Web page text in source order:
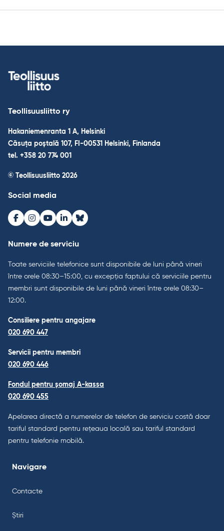
Teollisuusliitto ry
Hakaniemenranta 1 A, Helsinki
Căsuța poștală 107, FI-00531 Helsinki, Finlanda
tel. +358 20 774 001
© Teollisuusliitto 2026
Social media
Facebook
Instagram
Youtube
LinkedInBluesky
Numere de serviciu
Toate serviciile telefonice sunt disponibile de luni până vineri
între orele 08:30–15:00, cu excepția faptului că serviciile pentru
membri sunt disponibile de luni până vineri între orele 08:30–
12:00.
Consiliere pentru angajare
020 690 447
Servicii pentru membri
020 690 446
Fondul pentru șomaj A-kassa
020 690 455
Apelarea directă a numerelor de telefon de serviciu costă doar
tariful standard pentru rețeaua locală sau tariful standard
pentru telefonie mobilă.
Navigare
Contacte
Știri